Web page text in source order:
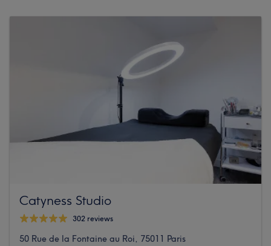
Catyness Studio
302 reviews
50 Rue de la Fontaine au Roi, 75011 Paris